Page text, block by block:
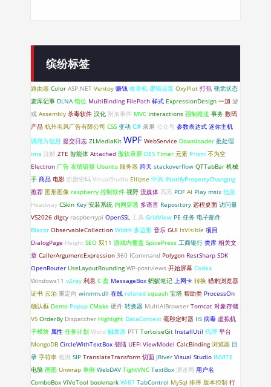
缤纷标签
路由器 Color ASP.NET Ventoy 赚钱 收音机 逻辑运算 OxyPlot 打包 视觉状态
麦库记事 DLNA 错位 MultiBinding FilePath 样式 ExpressionDesign 一加 游
戏 Assembly 杀毒软件 汉化 附加事件 MVC Interactions 强制推送 事务 数码
产品 杭州名风广告有限公司 CSS 变动 C# 录屏 公众号 参数表达式 迷你主机
调用方信息 提交日志 ZLMediaKit WPF WebService Downloader 批处理
ima 注解 ZTE 智能体 Attached 傲软录屏 DES Timer 元素 Prism 不为空
Electron 广告 友情链接 Ubuntu 服务器 跨天 stackoverflow QTTabBar 机械
手 商品 电影 凯撒密码 VisualStudio Ellipse 中兴 INotifyPropertyChanging
推荐 图形图像 raspberry 控制软件 视野 流媒体 高亮 PDF AI Play msix 信息
Headway CSkin Key 安装系统 内网穿透 多语言 Repository 远程桌面 访问量
VS2026 dlgcy raspberrypi OpenSSL 工具 GridView PE 任务 电子邮件
Blazor ObservableCollection Width 多边形 音乐 GUI IsVisible 项目
DialogPage Height SEO 双11 游戏内覆盖 SpicePress 工商银行 类库 相关文
章 CallerArgumentExpression 360 ICommand Polygon RestSharp SDK
OpenRouter UseLayoutRounding WP-postviews 开始屏幕 Codex
Windows11 v2ray 利息 C 盘 MessageBox 蚂蚁笔记 上网卡 转换 猎豹浏览器
证书 云泊 重定向 winmm.dll 在线 related squash 宝塔 帮助类 ProcessOn
确认框 Demo Popup CMake 硬件 转换器 MultiAIBrowser Tomcat 对象存储
VS OrderBy Dispatcher Highlight DataContext 毫秒定时器 IIS 病毒 虚拟机
子模块 属性 任务计划 Word 触发器 PTT TortoiseGit InstallUtil 代理 平台
MongoDB CircleWithTextBox 登陆 UEFI ViewModel CalcBinding 浏览器 目
录 字符串 检测 SIP TranslateTransform 切面 JRiver Visual Studio INVITE
电脑 画图 Unwrap 单例 WebDAV TightVNC TextBox 测速网 用户名
ComboBox ViVeTool bookmark Wifi7 TabControl MySql 排序 版本控制 行